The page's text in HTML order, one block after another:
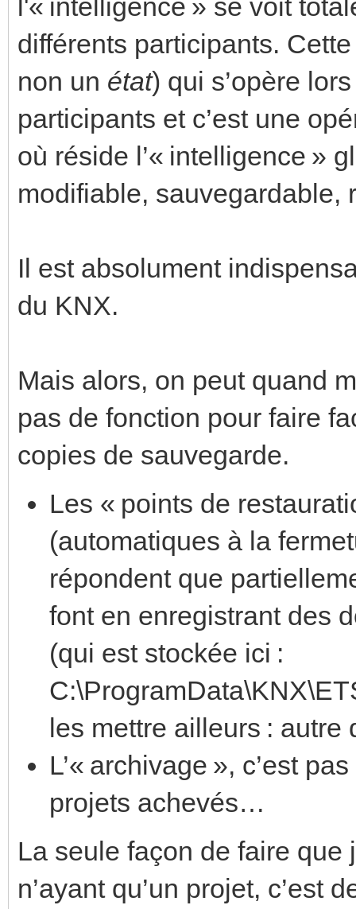
l'« intelligence » se voit
différents participants.
non un état) qui s’opère
participants et c’est une
où réside l’« intelligence »
modifiable, sauvegardable,
Il est absolument
du KNX.
Mais alors, on peut quand
pas de fonction pour faire
copies de sauvegarde.
Les « points de
(automatiques à la
répondent que
font en enregistrant des
(qui est stockée ici :
les mettre ailleurs :
L’« archivage », c’est
projets achevés…
La seule façon de faire que
n’ayant qu’un projet, c’est